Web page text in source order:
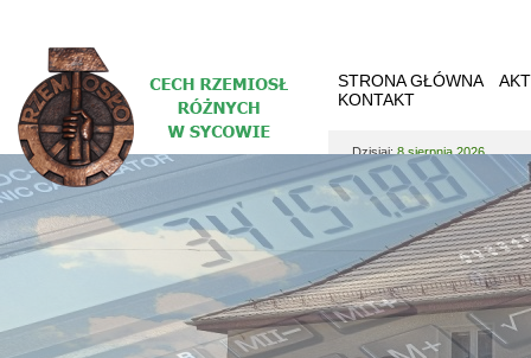
STRONA GŁÓWNA
KONTAKT
Dzisiaj:8 sierpnia 2026